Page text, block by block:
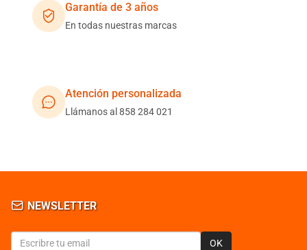
Garantía de 3 años
En todas nuestras marcas
Atención personalizada
Llámanos al 858 284 021
NEWSLETTER
OK